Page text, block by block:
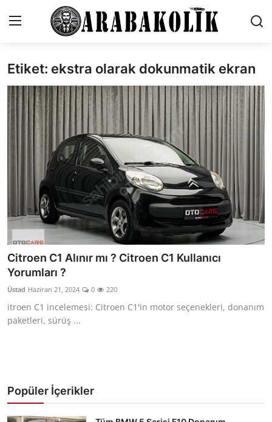
İletişim
Genel
Karşılaştırmalar
Markalar
Motosiklet
Öneriler
Paketler
Yağlar
Oto Bilgi
Etiket: ekstra olarak dokunmatik ekran
Citroen C1 Alınır mı ? Citroen C1 Kullanıcı
Yorumları ?
Üstad Haziran 21, 2024 0 220
itroen C1 incelemesi: Citroen C1'in motor seçenekleri, donanım
paketleri, sürüş ...
Popüler İçerikler